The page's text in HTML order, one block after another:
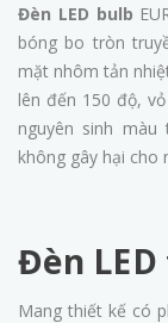
Đèn LED bulb
bóng bo tròn
mặt nhôm tản
lên đến 150 độ,
nguyên sinh
không gây hại
Đèn
Mang thiết kế có